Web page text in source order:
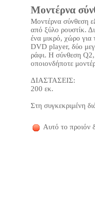
Μοντέρνα
Μοντέρνα σύνθεση
από ξύλο ρουστίκ.
ένα μικρό, χώρο για
DVD player, δύο
ράφι. Η σύνθεση Q2,
οποιονδήποτε
ΔΙΑΣΤΑΣΕΙΣ:
200 εκ.
Στη συγκεκριμένη
Αυτό το προιόν